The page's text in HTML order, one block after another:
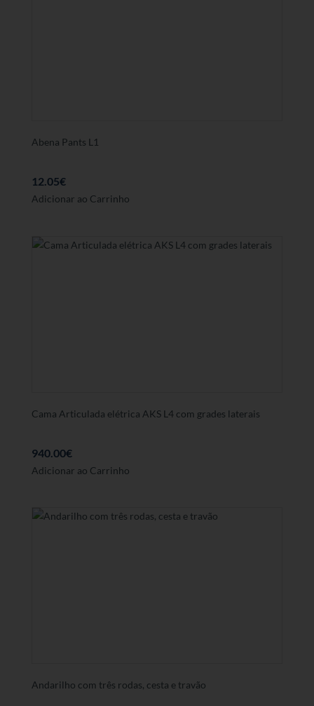
Abena Pants L1
12.05€
Adicionar ao Carrinho
Cama Articulada elétrica AKS L4 com grades laterais
940.00€
Adicionar ao Carrinho
Andarilho com três rodas, cesta e travão